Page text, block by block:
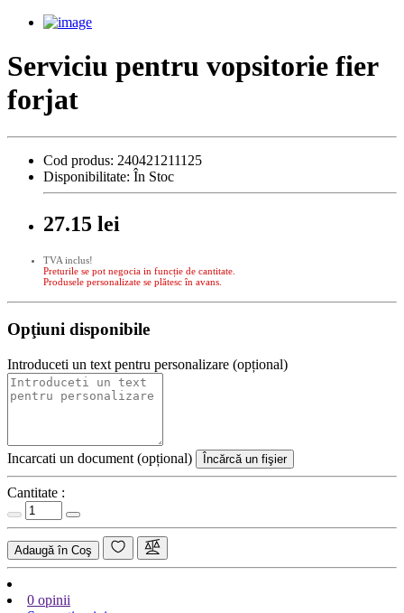
Serviciu pentru vopsitorie fier
forjat
Cod produs: 240421211125
Disponibilitate: În Stoc
27.15 lei
TVA inclus!
Preturile se pot negocia in funcție de cantitate.
Produsele personalizate se plătesc în avans.
Opţiuni disponibile
Introduceti un text pentru personalizare (opțional)
Incarcati un document (opțional) Încărcă un fişier
Cantitate :
Adaugă în Coş
0 opinii